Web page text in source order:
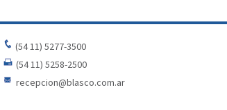
(54 11) 5277-3500
(54 11) 5258-2500
recepcion@blasco.com.ar